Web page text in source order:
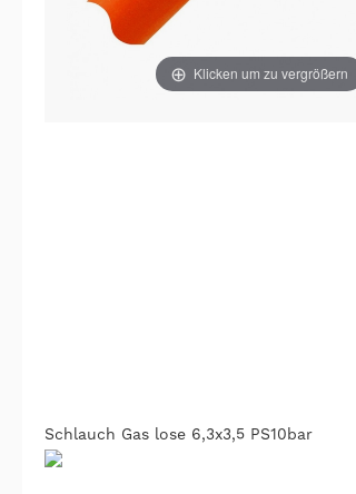
Klicken um zu vergrößern
Schlauch Gas lose 6,3x3,5 PS10bar